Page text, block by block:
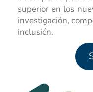
superior en los
investigación,
inclusión.